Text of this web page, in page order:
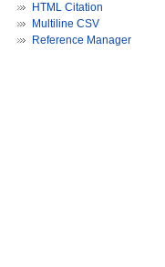
HTML Citation
Multiline CSV
Reference Manager